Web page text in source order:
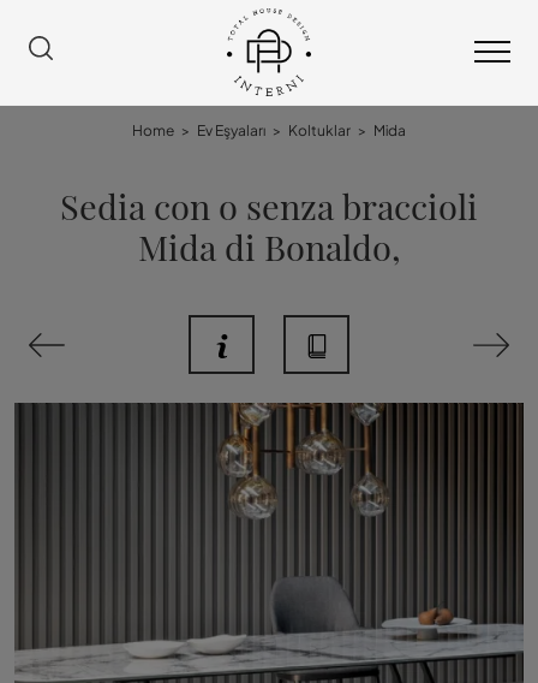
Home > Ev Eşyaları > Koltuklar > Mida
Sedia con o senza braccioli
Mida di Bonaldo,